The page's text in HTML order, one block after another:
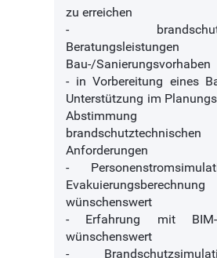
zu erreichen
-
Bau-/Sanierungsvorhaben
- in Vorbereitung eines
Unterstützung im
brandschutztechnischen
Anforderungen
-
wünschenswert
- Erfahrung mit BIM-
wünschenswert
-